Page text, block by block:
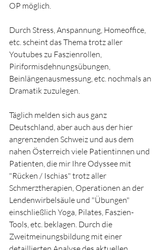
OP möglich.
Durch Stress, Anspannung, Homeoffice,
etc. scheint das Thema trotz aller
Youtubes zu Faszienrollen,
Piriformisdehnungsübungen,
Beinlängenausmessung, etc. nochmals an
Dramatik zuzulegen.
Täglich melden sich aus ganz
Deutschland, aber auch aus der hier
angrenzenden Schweiz und aus dem
nahen Österreich viele Patientinnen und
Patienten, die mir Ihre Odyssee mit
"Rücken / Ischias" trotz aller
Schmerztherapien, Operationen an der
Lendenwirbelsäule und "Übungen"
einschließlich Yoga, Pilates, Faszien-
Tools, etc. beklagen. Durch die
Zweitmeinungsbildung mit einer